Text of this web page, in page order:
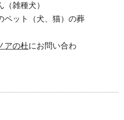
（雑種犬）
ペット（犬、猫）の葬
アの杜にお問い合わ